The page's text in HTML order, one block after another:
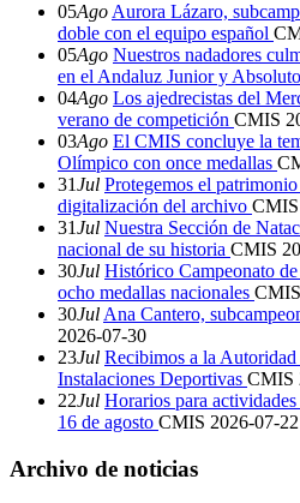
05Ago Aurora Lázaro,
doble con el equipo español
05Ago Nuestros nadadores
en el Andaluz Junior y Absoluto
04Ago Los ajedrecistas del
verano de competición CMIS
03Ago El CMIS concluye la
Olímpico con once medallas
31Jul Protegemos el
digitalización del archivo CMIS
31Jul Nuestra Sección de
nacional de su historia CMIS
30Jul Histórico Campeonato
ocho medallas nacionales CMIS
30Jul Ana Cantero,
2026-07-30
23Jul Recibimos a la Autoridad
Instalaciones Deportivas CMIS
22Jul Horarios para
16 de agosto CMIS 2026-07-22
Archivo de noticias